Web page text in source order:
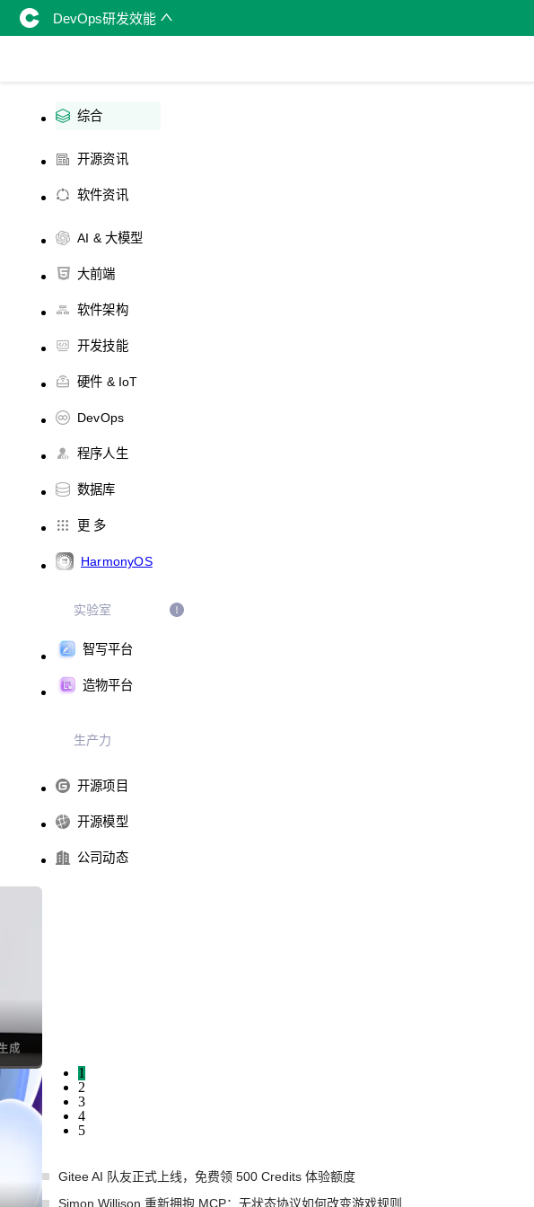
DevOps研发效能
综合
开源资讯
软件资讯
AI & 大模型
大前端
软件架构
开发技能
硬件 & IoT
DevOps
程序人生
数据库
更 多
HarmonyOS
实验室
智写平台
造物平台
生产力
开源项目
开源模型
公司动态
成
1
2
3
4
5
Gitee AI 队友正式上线，免费领 500 Credits 体验额度
Simon Willison 重新拥抱 MCP：无状态协议如何改变游戏规则